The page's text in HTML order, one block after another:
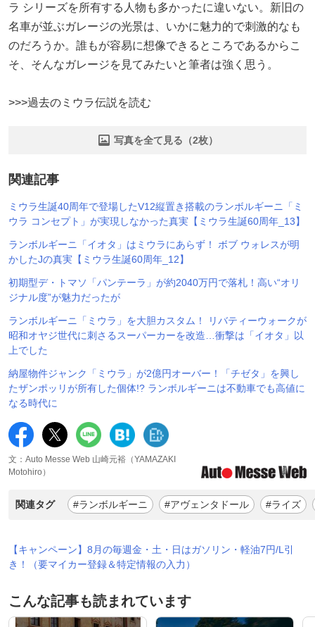
ラ シリーズを所有する人物も多かったに違いない。新旧の
名車が並ぶガレージの光景は、いかに魅力的で刺激的なも
のだろうか。誰もが容易に想像できるところであるからこ
そ、そんなガレージを見てみたいと筆者は強く思う。
>>>過去のミウラ伝説を読む
写真を全て見る（2枚）
関連記事
ミウラ生誕40周年で登場したV12縦置き搭載のランボルギーニ「ミ
ウラ コンセプト」が実現しなかった真実【ミウラ生誕60周年_13】
ランボルギーニ「イオタ」はミウラにあらず！ ボブ ウォレスが明
かしたJの真実【ミウラ生誕60周年_12】
初期型デ・トマソ「パンテーラ」が約2040万円で落札！高い“オリ
ジナル度”が魅力だったが
ランボルギーニ「ミウラ」を大胆カスタム！ リバティーウォークが
昭和オヤジ世代に刺さるスーパーカーを改造…衝撃は「イオタ」以
上でした
納屋物件ジャンク「ミウラ」が2億円オーバー！「チゼタ」を興し
たザンポッリが所有した個体!? ランボルギーニは不動車でも高値に
なる時代に
文：Auto Messe Web 山崎元裕（YAMAZAKI
Motohiro）
関連タグ #ランボルギーニ #アヴェンタドール #ライズ
【キャンペーン】8月の毎週金・土・日はガソリン・軽油7円/L引
き！（要マイカー登録＆特定情報の入力）
こんな記事も読まれています